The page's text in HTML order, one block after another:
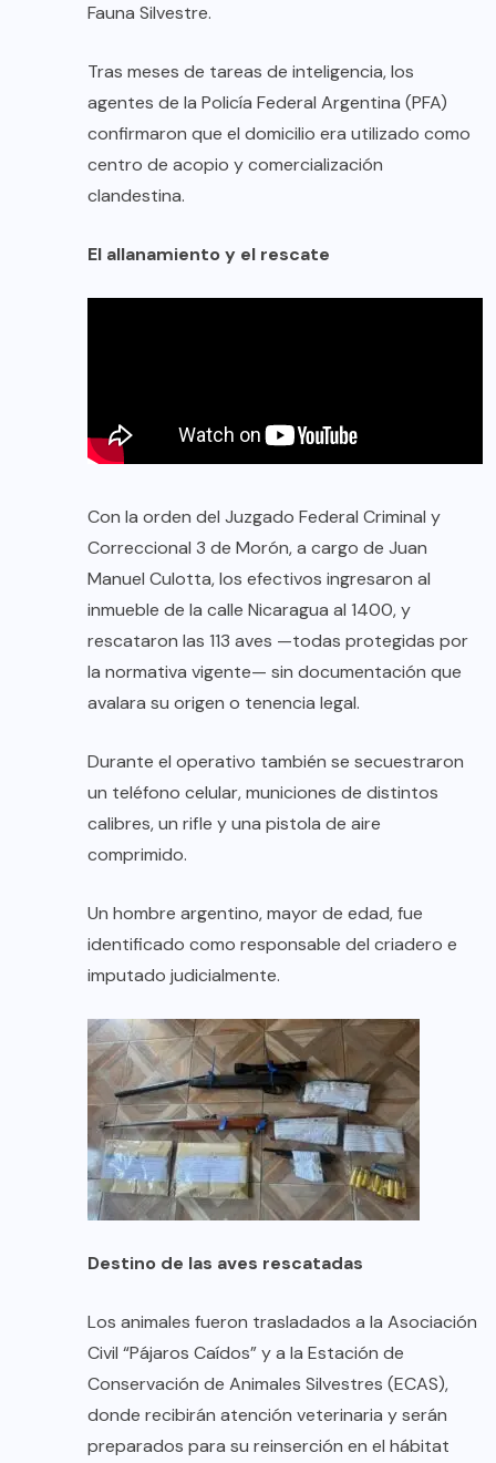
Fauna Silvestre.
Tras meses de tareas de inteligencia, los
agentes de la Policía Federal Argentina (PFA)
confirmaron que el domicilio era utilizado como
centro de acopio y comercialización
clandestina.
El allanamiento y el rescate
Con la orden del Juzgado Federal Criminal y
Correccional 3 de Morón, a cargo de Juan
Manuel Culotta, los efectivos ingresaron al
inmueble de la calle Nicaragua al 1400, y
rescataron las 113 aves —todas protegidas por
la normativa vigente— sin documentación que
avalara su origen o tenencia legal.
Durante el operativo también se secuestraron
un teléfono celular, municiones de distintos
calibres, un rifle y una pistola de aire
comprimido.
Un hombre argentino, mayor de edad, fue
identificado como responsable del criadero e
imputado judicialmente.
Destino de las aves rescatadas
Los animales fueron trasladados a la Asociación
Civil “Pájaros Caídos” y a la Estación de
Conservación de Animales Silvestres (ECAS),
donde recibirán atención veterinaria y serán
preparados para su reinserción en el hábitat